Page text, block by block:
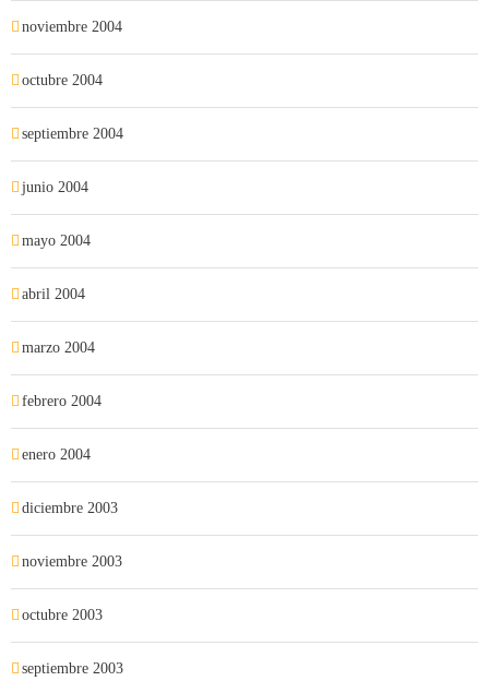
noviembre 2004
octubre 2004
septiembre 2004
junio 2004
mayo 2004
abril 2004
marzo 2004
febrero 2004
enero 2004
diciembre 2003
noviembre 2003
octubre 2003
septiembre 2003